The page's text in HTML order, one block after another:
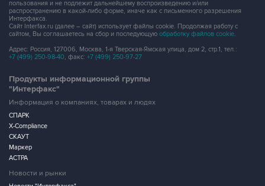
пользования и не подлежит дальнейшему воспроизведению и/или
распространению в какой-либо форме, иначе как с письменного разрешения
Интерфакса.
Сайт Interfax.ru (далее – сайт) использует файлы cookie. Продолжая работу с
сайтом, Вы соглашаетесь на сбор и последующую обработку файлов cookie.
Адрес: Россия, 127006, Москва, 1-я Тверская-Ямская улица, дом 2, стр.1, тел.:
+7 (499) 250-98-40, факс: +7 (499) 250-97-27
Продукты информационной группы
"Интерфакс"
Информация о компаниях, товарах и людях
СПАРК
X-Compliance
СКАУТ
Маркер
АСТРА
Новости и рынки